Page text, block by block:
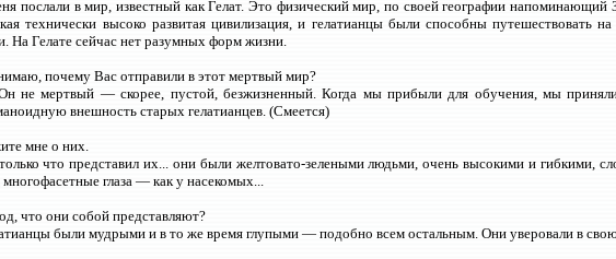
в мир, известный как Гелат. Это физический мир, по своей географии напоминающий
технически высоко развитая цивилизация, и гелатианцы были способны путешествовать
На Гелате сейчас нет разумных форм жизни.
почему Вас отправили в этот мертвый мир?
не мертвый — скорее, пустой, безжизненный. Когда мы прибыли для обучения, мы
внешность старых гелатианцев. (Смеется)
мне о них.
что представил их... они были желтовато-зелеными людьми, очень высокими и гибкими,
глаза — как у насекомых...
что они собой представляют?
были мудрыми и в то же время глупыми — подобно всем остальным. Они уверовали в